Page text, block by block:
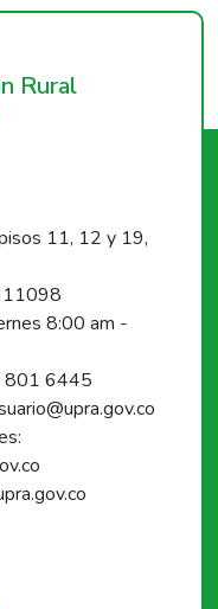
Rural
11, 12 y 19,
8:00 am -
801 6445